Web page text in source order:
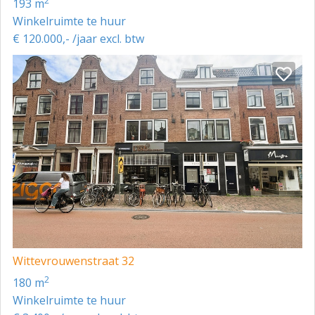
193 m
Winkelruimte te huur
€ 120.000,- /jaar excl. btw
Wittevrouwenstraat 32
180 m2
Winkelruimte te huur